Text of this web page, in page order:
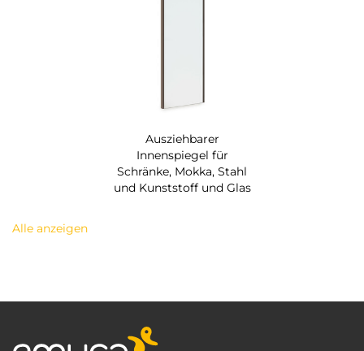
Ausziehbarer
Innenspiegel für
Schränke, Mokka, Stahl
und Kunststoff und Glas
Alle anzeigen